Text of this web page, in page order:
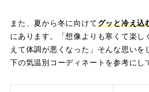
また、夏から冬に向けてグッと冷え込
にあります。「想像よりも寒くて楽し
えて体調が悪くなった」そんな思いを
下の気温別コーディネートを参考にし